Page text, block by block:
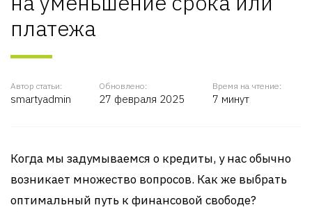
платежа
Автор статьи:
smartyadmin
Обновлено:
27 февраля 2025
Время на чтение:
7 минут
Когда мы задумываемся о кредиты, у нас обычно
возникает множество вопросов. Как же выбрать
оптимальный путь к финансовой свободе?